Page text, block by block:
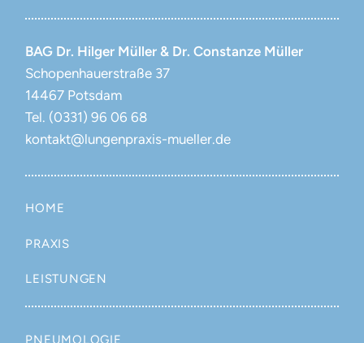
BAG Dr. Hilger Müller & Dr. Constanze Müller
Schopenhauerstraße 37
14467 Potsdam
Tel. (0331) 96 06 68
kontakt@lungenpraxis-mueller.de
HOME
PRAXIS
LEISTUNGEN
PNEUMOLOGIE